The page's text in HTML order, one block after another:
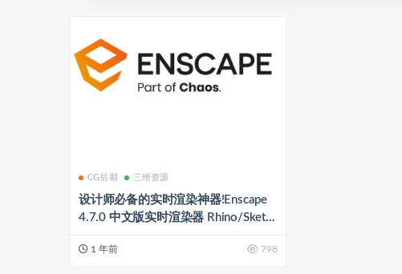
CG后期 三维资源
设计师必备的实时渲染神器!Enscape
4.7.0 中文版实时渲染器 Rhino/Sketch
渲染插件+预设库
1 年前 798